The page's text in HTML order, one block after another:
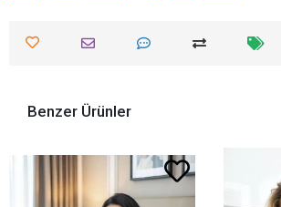
Benzer Ürünler